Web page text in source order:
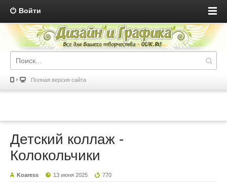
Войти
Полная версия сайта
Детский коллаж -
Колокольчики
Koaress 13 июня 2025 770